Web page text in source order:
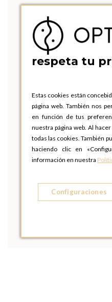
respeta tu
Estas cookies están
página web. También nos
en función de tus
nuestra página web. Al
todas las cookies. También
haciendo clic en
información en nuestra
Configuraciones